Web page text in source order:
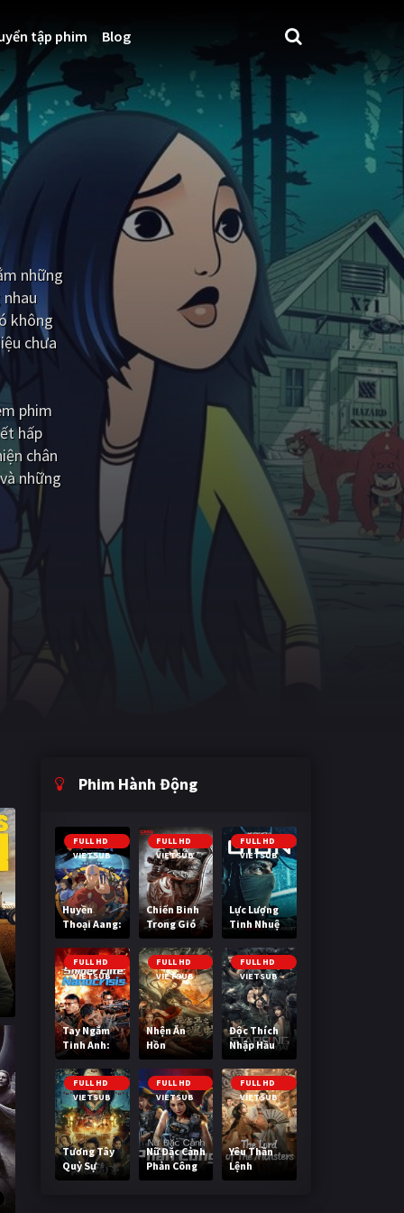
tập phim Blog
những
không
chưa
phim
hấp
chân
những
Phim Hành Động
FULL HD
VIETSUB
Huyền
Thoại Aang:
Tiết Khí Sư
Cuối Cùng
FULL HD
VIETSUB
Chiến Binh
Trong Gió
FULL HD
VIETSUB
Lực Lượng
Tinh Nhuệ
FULL HD
VIETSUB
Tay Ngắm
Tinh Anh:
Nguy Cơ
Nano
FULL HD
VIETSUB
Nhện Ăn
Hồn
FULL HD
VIETSUB
Độc Thích
Nhập Hầu
FULL HD
VIETSUB
Tương Tây
Quỷ Sự
FULL HD
VIETSUB
Nữ Đặc Cảnh
Phản Công
FULL HD
VIETSUB
Yêu Thần
Lệnh